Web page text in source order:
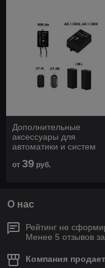
Дополнительные
аксессуары для
автоматики и систем
Alutech
от 39 руб.
О нас
Рейтинг не
Менее 5 отзывов
Компания